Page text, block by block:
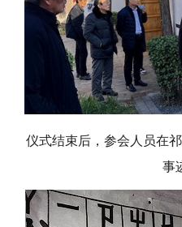
仪式结束后，参会人员在
事